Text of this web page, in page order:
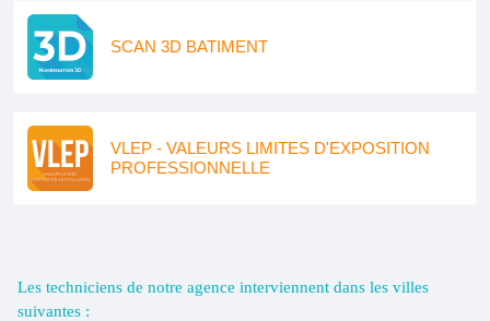
SCAN 3D BATIMENT
VLEP - VALEURS LIMITES D'EXPOSITION
PROFESSIONNELLE
Les techniciens de notre agence interviennent dans les villes
suivantes :